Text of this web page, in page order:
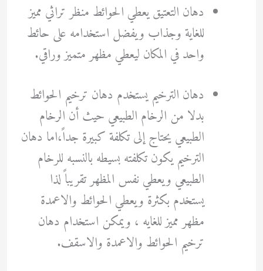
دهان التعتيق يعطي الحوائط منظر تراثي مميز
للغاية وجذاب ويفضل استخدامه على حائط
واحد في المكان ليعطي مظهر متميز وراقي.
دهان الترخيم يستخدم دهان ترخيم الحوائط
بدلا من الرخام الطبيعي حيث أن الرخام
الطبيعي يحتاج إلى تكلفة كبيرة جداً،اما دهان
الترخيم يكون تكلفته بسيطه بالنسبه للرخام
الطبيعي ويعطي نفس المظهر تقريباً لذا
يستخدم بكثرة ويعطي الحوائط والاعمدة
مظهر مميز للغايه ، ويمكن استخدام دهان
ترخيم الحوائط والاعمدة والاسقف.